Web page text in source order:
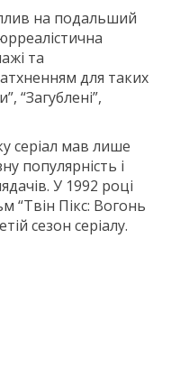
на подальший
та
для таких
“Загублені”,
серіал мав лише
популярність і
У 1992 році
Пікс: Вогонь
сезон серіалу.